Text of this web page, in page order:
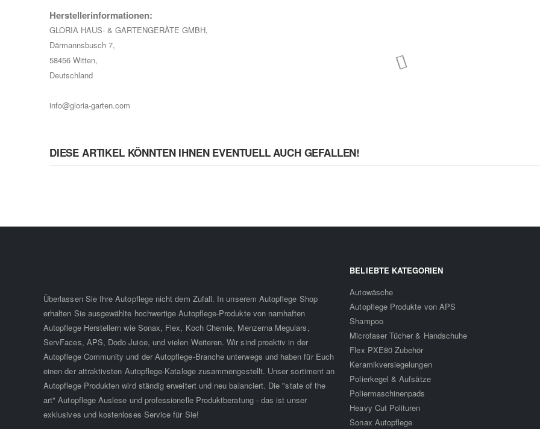
Herstellerinformationen:
GLORIA HAUS- & GARTENGERÄTE GMBH,
Därmannsbusch 7,
58456 Witten,
Deutschland
info@gloria-garten.com
DIESE ARTIKEL KÖNNTEN IHNEN EVENTUELL AUCH GEFALLEN!
Überlassen Sie Ihre Autopflege nicht dem Zufall. In unserem Autopflege Shop
erhalten Sie ausgewählte hochwertige Autopflege-Produkte von namhaften
Autopflege Herstellern wie Sonax, Flex, Koch Chemie, Menzerna Meguiars,
ServFaces, APS, Dodo Juice, und vielen Weiteren. Wir sind proaktiv in der
Autopflege Community und der Autopflege-Branche unterwegs und haben für Euch
einen der attraktivsten Autopflege-Kataloge zusammengestellt. Unser sortiment an
Autopflege Produkten wird ständig erweitert und neu balanciert. Die "state of the
art" Autopflege Auslese und professionelle Produktberatung - das ist unser
exklusives und kostenloses Service für Sie!
BELIEBTE KATEGORIEN
Autowäsche
Autopflege Produkte von APS
Shampoo
Microfaser Tücher & Handschuhe
Flex PXE80 Zubehör
Keramikversiegelungen
Polierkegel & Aufsätze
Poliermaschinenpads
Heavy Cut Polituren
Sonax Autopflege